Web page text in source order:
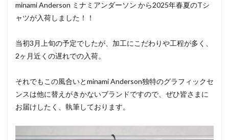
minami Anderson ミナミアンダーソン から2025年春夏のTシ
ャツが入荷しました！！
当初3月上旬の予定でしたが、加工にこだわりや工程が多く、
2ヶ月近くの遅れでの入荷。
それでもこの風合いとminami Anderson独特のグラフィックセ
ンスは他に替えがきかないブランドですので、ぜひ皆さまに
お届けしたく、執筆しております。